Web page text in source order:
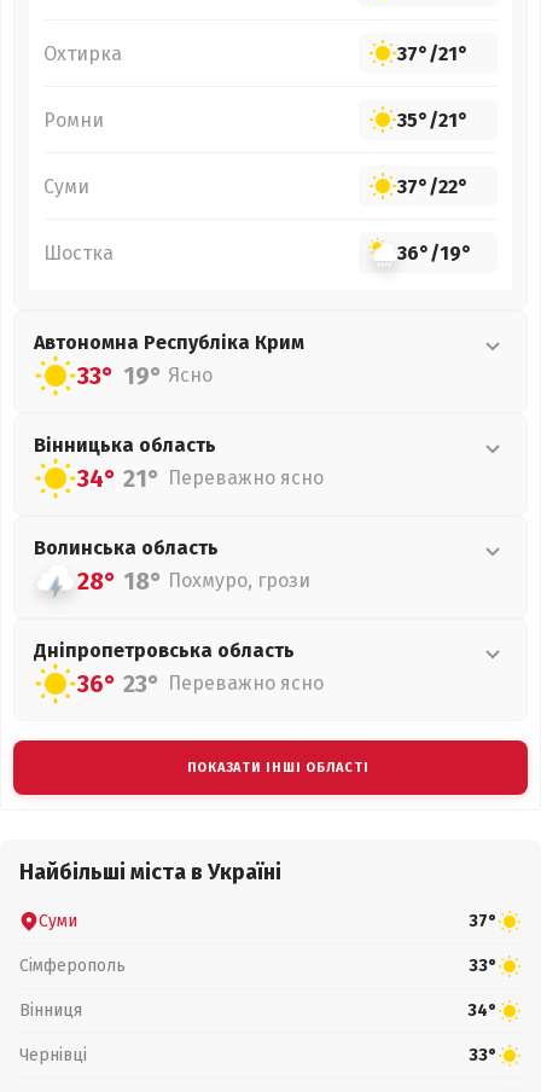
Охтирка 37°/21°
Ромни 35°/21°
Суми 37°/22°
Шостка 36°/19°
Автономна Республіка Крим
33° 19° Ясно
Вінницька область
34° 21° Переважно ясно
Волинська область
28° 18° Похмуро, грози
Дніпропетровська область
36° 23° Переважно ясно
ПОКАЗАТИ ІНШІ ОБЛАСТІ
Найбільші міста в Україні
Суми 37°
Сімферополь 33°
Вінниця 34°
Чернівці 33°